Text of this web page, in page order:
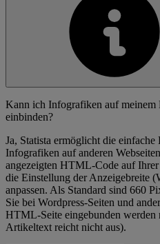
Kann ich Infografiken auf meinem
einbinden?
Ja, Statista ermöglicht die
Infografiken auf anderen
angezeigten HTML-Code auf
die Einstellung der Anzeigebreite
anpassen. Als Standard sind 660
Sie bei Wordpress-Seiten und
HTML-Seite eingebunden werden
Artikeltext reicht nicht aus).